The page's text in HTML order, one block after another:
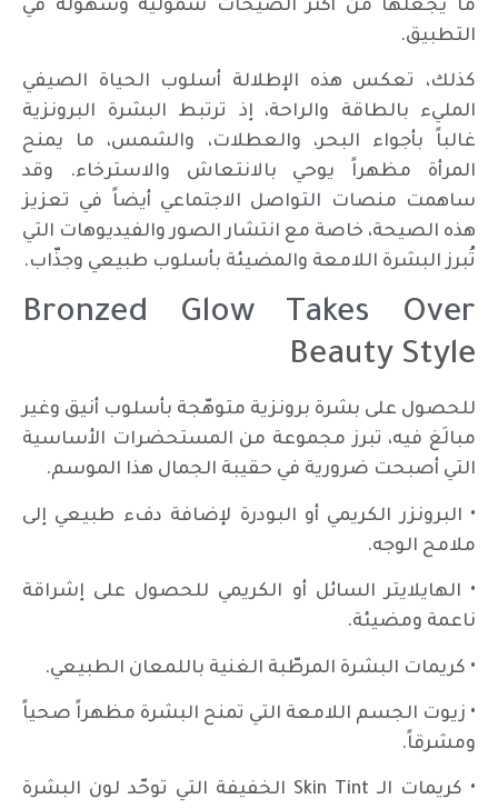
ما يجعلها من أكثر الصيحات شموليةً وسهولة في
التطبيق.
كذلك، تعكس هذه الإطلالة أسلوب الحياة الصيفي
المليء بالطاقة والراحة، إذ ترتبط البشرة البرونزية
غالباً بأجواء البحر، والعطلات، والشمس، ما يمنح
المرأة مظهراً يوحي بالانتعاش والاسترخاء. وقد
ساهمت منصات التواصل الاجتماعي أيضاً في تعزيز
هذه الصيحة، خاصة مع انتشار الصور والفيديوهات التي
تُبرز البشرة اللامعة والمضيئة بأسلوب طبيعي وجذّاب.
Bronzed Glow Takes Over
Beauty Style
للحصول على بشرة برونزية متوهّجة بأسلوب أنيق وغير
مبالَغ فيه، تبرز مجموعة من المستحضرات الأساسية
التي أصبحت ضرورية في حقيبة الجمال هذا الموسم.
• البرونزر الكريمي أو البودرة لإضافة دفء طبيعي إلى
ملامح الوجه.
• الهايلايتر السائل أو الكريمي للحصول على إشراقة
ناعمة ومضيئة.
• كريمات البشرة المرطّبة الغنية باللمعان الطبيعي.
• زيوت الجسم اللامعة التي تمنح البشرة مظهراً صحياً
ومشرقاً.
• كريمات الـ Skin Tint الخفيفة التي توحّد لون البشرة